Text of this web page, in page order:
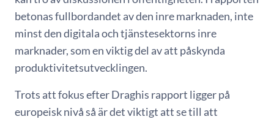
betonas fullbordandet av den inre marknaden, inte
minst den digitala och tjänstesektorns inre
marknader, som en viktig del av att påskynda
produktivitetsutvecklingen.
Trots att fokus efter Draghis rapport ligger på
europeisk nivå så är det viktigt att se till att